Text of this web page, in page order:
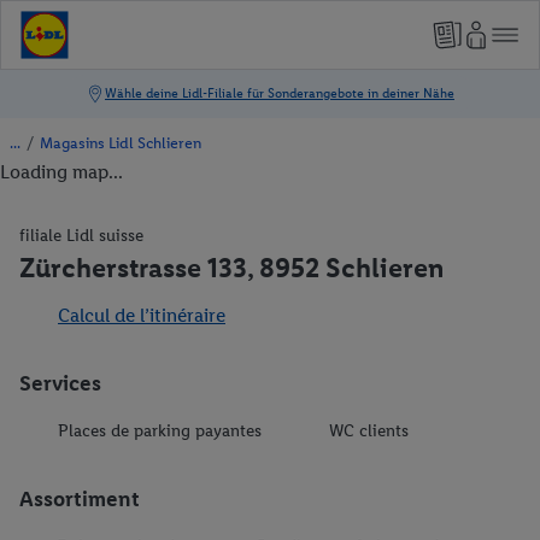
/ Magasins Lidl Schlieren
Loading map...
filiale Lidl suisse
Zürcherstrasse 133, 8952 Schlieren
Calcul de l’itinéraire
Services
Places de parking payantes WC clients
Assortiment